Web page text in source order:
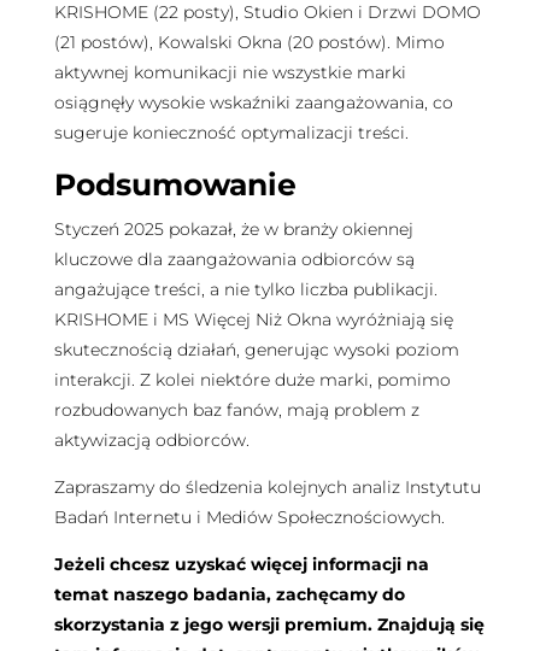
KRISHOME (22 posty), Studio Okien i Drzwi DOMO
(21 postów), Kowalski Okna (20 postów). Mimo
aktywnej komunikacji nie wszystkie marki
osiągnęły wysokie wskaźniki zaangażowania, co
sugeruje konieczność optymalizacji treści.
Podsumowanie
Styczeń 2025 pokazał, że w branży okiennej
kluczowe dla zaangażowania odbiorców są
angażujące treści, a nie tylko liczba publikacji.
KRISHOME i MS Więcej Niż Okna wyróżniają się
skutecznością działań, generując wysoki poziom
interakcji. Z kolei niektóre duże marki, pomimo
rozbudowanych baz fanów, mają problem z
aktywizacją odbiorców.
Zapraszamy do śledzenia kolejnych analiz Instytutu
Badań Internetu i Mediów Społecznościowych.
Jeżeli chcesz uzyskać więcej informacji na
temat naszego badania, zachęcamy do
skorzystania z jego wersji premium. Znajdują się